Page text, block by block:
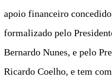
apoio financeiro
formalizado pelo
Bernardo Nunes, e pelo
Ricardo Coelho, e tem